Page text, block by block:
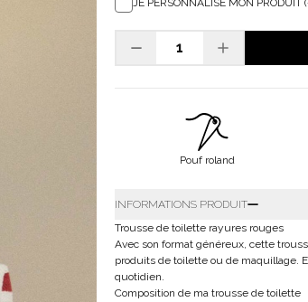
JE PERSONNALISE MON PRODUIT
Pouf roland
INFORMATIONS PRODUIT
Trousse de toilette rayures rouges
Avec son format généreux, cette
produits de toilette ou de maquillage.
quotidien.
Composition de ma trousse de toilette